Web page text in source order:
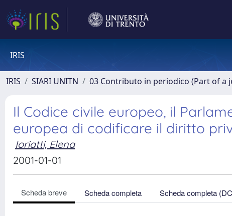
IRIS
IRIS SIARI UNITN 03 Contributo in periodico (Part of a
Il Codice civile europeo, il
europea di codificare il diritto
Ioriatti, Elena
2001-01-01
Scheda breve Scheda completa Scheda completa